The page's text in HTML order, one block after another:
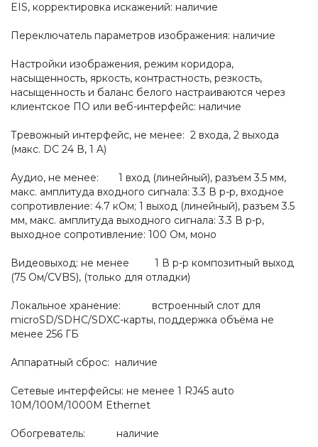
EIS, корректировка искажений: наличие
Переключатель параметров изображения: наличие
Настройки изображения, режим коридора,
насыщенность, яркость, контрастность, резкость,
насыщенность и баланс белого настраиваются через
клиентское ПО или веб-интерфейс: наличие
Тревожный интерфейс, не менее: 2 входа, 2 выхода
(макс. DC 24 В, 1 A)
Аудио, не менее: 1 вход (линейный), разъем 3.5 мм,
макс. амплитуда входного сигнала: 3.3 В p-p, входное
сопротивление: 4.7 кОм; 1 выход (линейный), разъем 3.5
мм, макс. амплитуда выходного сигнала: 3.3 В p-p,
выходное сопротивление: 100 Ом, моно
Видеовыход: не менее 1 В p-p композитный выход
(75 Ом/CVBS), (только для отладки)
Локальное хранение: встроенный слот для
microSD/SDHC/SDXC-карты, поддержка объёма не
менее 256 ГБ
Аппаратный сброс: наличие
Сетевые интерфейсы: не менее 1 RJ45 auto
10M/100M/1000M Ethernet
Обогреватель: наличие